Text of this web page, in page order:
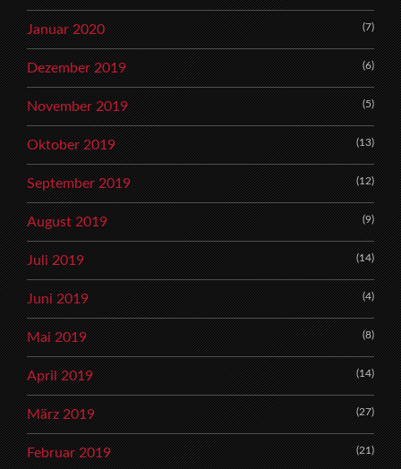
Januar 2020 (7)
Dezember 2019 (6)
November 2019 (5)
Oktober 2019 (13)
September 2019 (12)
August 2019 (9)
Juli 2019 (14)
Juni 2019 (4)
Mai 2019 (8)
April 2019 (14)
März 2019 (27)
Februar 2019 (21)